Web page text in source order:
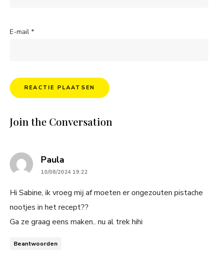
E-mail *
Join the Conversation
Paula
10/08/2024 19:22
Hi Sabine, ik vroeg mij af moeten er ongezouten pistache
nootjes in het recept??
Ga ze graag eens maken.. nu al trek hihi
Beantwoorden